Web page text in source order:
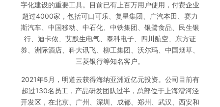
字化建设的重要工具。目前已有上百万用户使用，付费企业
超过4000家，包括可口可乐、复星集团、广汽本田、赛力
斯汽车、中国移动、中石化、中铁集团、银鹭食品、民生银
行、迪卡侬、艾默生电气、泰科电子、四川航空、东方证
券、洲际酒店、科大讯飞、柳工集团、沃尔玛、中国烟草、
三菱银行等知名客户。
2021年5月，明道云获得海纳亚洲近亿元投资。公司目前有
超过130名员工，产品研发团队过半，总部位于上海漕河泾
开发区，在北京、广州、深圳、成都、郑州、武汉、西安和